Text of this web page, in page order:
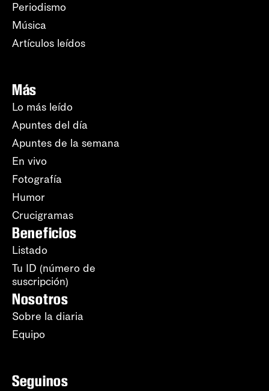
Periodismo
Música
Artículos leídos
Más
Lo más leído
Apuntes del día
Apuntes de la semana
En vivo
Fotografía
Humor
Crucigramas
Beneficios
Listado
Tu ID (número de
suscripción)
Nosotros
Sobre la diaria
Equipo
Seguinos